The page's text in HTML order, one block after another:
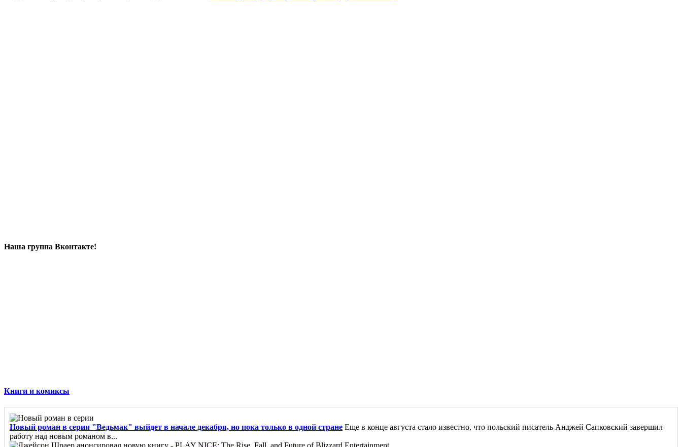
Наша группа Вконтакте!
Книги и комиксы
Новый роман в серии "Ведьмак" выйдет в начале декабря, но пока только в одной стране Еще в конце августа стало известно, что польский писатель Анджей Сапковский завершил
работу над новым романом в...